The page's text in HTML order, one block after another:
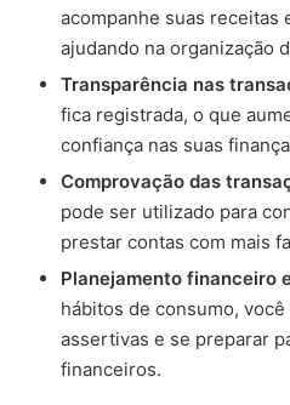
acompanhe suas receitas
ajudando na organização
Transparência nas
fica registrada, o que
confiança nas suas
Comprovação das
pode ser utilizado para
prestar contas com mais
Planejamento financeiro
hábitos de consumo,
assertivas e se preparar
financeiros.